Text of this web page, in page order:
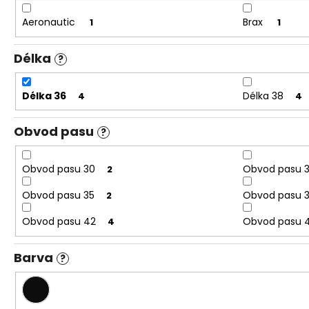
Aeronautic 1 Brax 1
Délka ?
Délka 36 4 Délka 38 4
Obvod pasu ?
Obvod pasu 30 2 Obvod pasu
Obvod pasu 35 2 Obvod pasu
Obvod pasu 42 4 Obvod pasu
Barva ?